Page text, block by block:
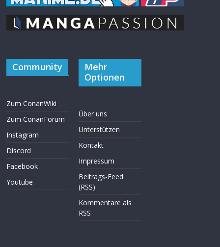
Community
Zum ConanWiki
Zum ConanForum
Instagram
Discord
Facebook
Youtube
Mehr
Optionen
Über uns
Unterstützen
Kontakt
Impressum
Beitrags-Feed
(RSS)
Kommentare als
RSS